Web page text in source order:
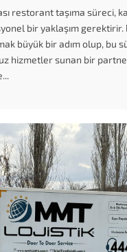
restorant taşıma süreci,
bir yaklaşım gerektirir.
büyük bir adım olup, bu
hizmetler sunan bir